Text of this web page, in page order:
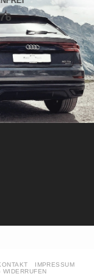
IMPRESSUM
WIDERRUFEN